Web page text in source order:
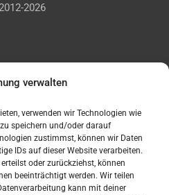
verwalten
verwenden wir Technologien wie
speichern und/oder darauf
zustimmst, können wir Daten
IDs auf dieser Website verarbeiten.
oder zurückziehst, können
beeinträchtigt werden. Wir teilen
kann mit deiner
2026
– Njemačka?